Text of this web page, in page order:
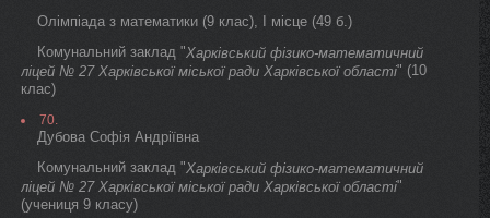
Олімпіада з математики (9 клас), I місце (49 б.)
Комунальний заклад "Харківський фізико-математичний
ліцей № 27 Харківської міської ради Харківської області" (10
клас)
70.
Дубова Софія Андріївна
Комунальний заклад "Харківський фізико-математичний
ліцей № 27 Харківської міської ради Харківської області"
(учениця 9 класу)